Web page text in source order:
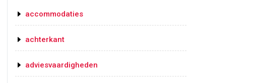
accommodaties
achterkant
adviesvaardigheden